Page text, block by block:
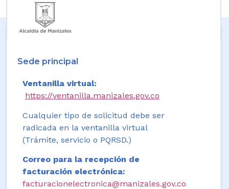
Sede principal
Ventanilla virtual:
https://ventanilla.manizales.gov.co
Cualquier tipo de solicitud debe ser
radicada en la ventanilla virtual
(Trámite, servicio o PQRSD.)
Correo para la recepción de
facturación electrónica:
facturacionelectronica@manizales.gov.co